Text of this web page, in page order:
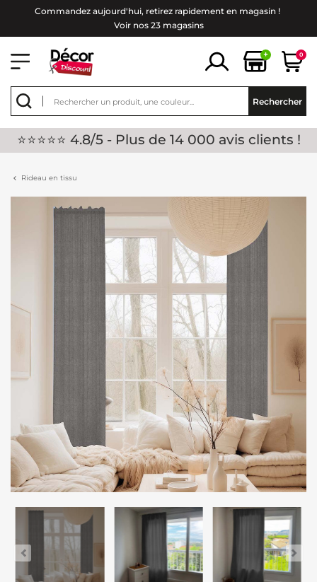
Commandez aujourd'hui, retirez rapidement en magasin !
Voir nos 23 magasins
+ 0
Rechercher
⭐⭐⭐⭐⭐ 4.8/5 - Plus de 14 000 avis clients !
Rideau en tissu